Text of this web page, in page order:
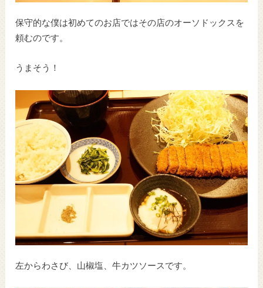
保守的な僕は初めてのお店ではその店のオーソドックスを
頼むのです。
うまそう！
左からわさび、山椒塩、牛カツソースです。